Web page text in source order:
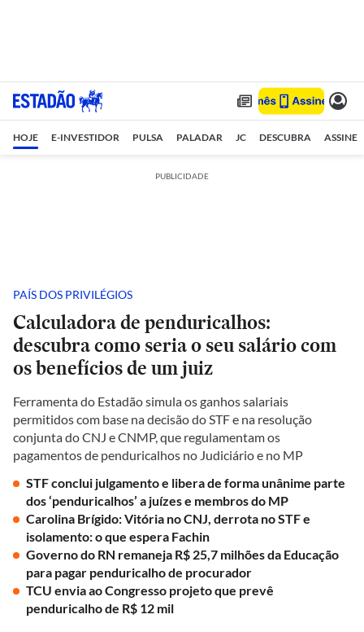
HOJE E-INVESTIDOR PULSA PALADAR JC DESCUBRA ASSINE
PUBLICIDADE
PAÍS DOS PRIVILÉGIOS
Calculadora de penduricalhos:
descubra como seria o seu salário com
os benefícios de um juiz
Ferramenta do Estadão simula os ganhos salariais
permitidos com base na decisão do STF e na resolução
conjunta do CNJ e CNMP, que regulamentam os
pagamentos de penduricalhos no Judiciário e no MP
STF conclui julgamento e libera de forma unânime parte
dos ‘penduricalhos’ a juízes e membros do MP
Carolina Brígido: Vitória no CNJ, derrota no STF e
isolamento: o que espera Fachin
Governo do RN remaneja R$ 25,7 milhões da Educação
para pagar penduricalho de procurador
TCU envia ao Congresso projeto que prevê
penduricalho de R$ 12 mil